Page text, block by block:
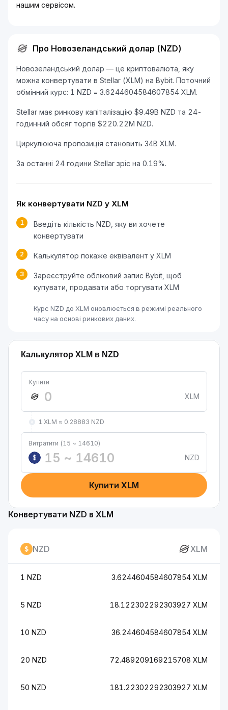
нашим сервісом.
Про Новозеландський долар (NZD)
Новозеландський долар — це криптовалюта, яку
можна конвертувати в Stellar (XLM) на Bybit. Поточний
обмінний курс: 1 NZD = 3.6244604584607854 XLM.
Stellar має ринкову капіталізацію $9.49B NZD та 24-
годинний обсяг торгів $220.22M NZD.
Циркулююча пропозиція становить 34B XLM.
За останні 24 години Stellar зріс на 0.19%.
Як конвертувати NZD у XLM
1
Введіть кількість NZD, яку ви хочете
конвертувати
2 Калькулятор покаже еквівалент у XLM
3
Зареєструйте обліковий запис Bybit, щоб
купувати, продавати або торгувати XLM
Курс NZD до XLM оновлюється в режимі реального
часу на основі ринкових даних.
Калькулятор XLM в NZD
Купити
XLM
1 XLM ≈ 0.28883 NZD
Витратити (15 ~ 14610)
$
NZD
Купити XLM
Конвертувати NZD в XLM
NZD XLM
1 NZD 3.6244604584607854 XLM
5 NZD 18.122302292303927 XLM
10 NZD 36.244604584607854 XLM
20 NZD 72.489209169215708 XLM
50 NZD 181.22302292303927 XLM